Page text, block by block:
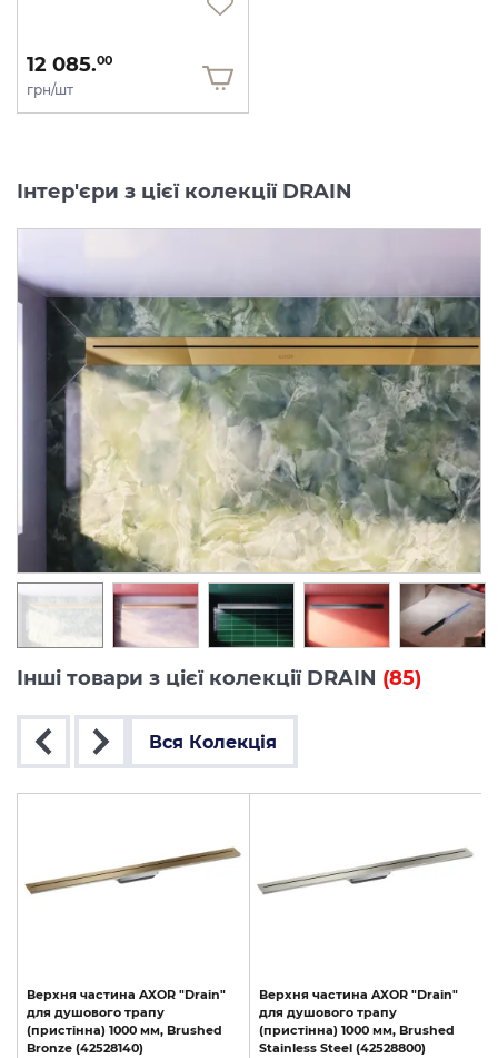
12 085.00
грн/шт
Інтер'єри з цієї колекції DRAIN
Інші товари з цієї колекції DRAIN (85)
Вся Колекція
Верхня частина AXOR "Drain"
для душового трапу
(пристінна) 1000 мм, Brushed
Bronze (42528140)
Верхня частина AXOR "Drain"
для душового трапу
(пристінна) 1000 мм, Brushed
Stainless Steel (42528800)